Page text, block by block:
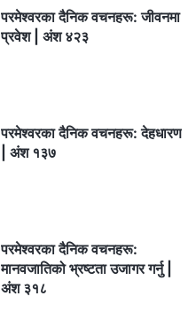
परमेश्‍वरका दैनिक वचनहरू: जीवनमा
प्रवेश | अंश ४२३
परमेश्‍वरका दैनिक वचनहरू: देहधारण
| अंश १३७
परमेश्‍वरका दैनिक वचनहरू:
मानवजातिको भ्रष्टता उजागर गर्नु |
अंश ३१८